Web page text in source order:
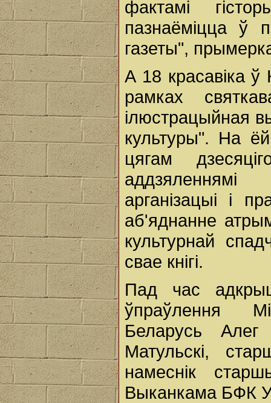
фактамі
пазнаёміцца ў
газеты",
А 18 красавіка ў
рамках
ілюстрацыйная
культуры". На
цягам
аддзяленнямі
арганізацыі і
аб'яднанне
культурнай
свае кнігі.
Пад час
ўпраўлення
Беларусь
Матульскі,
намеснік
Выканкама БФК